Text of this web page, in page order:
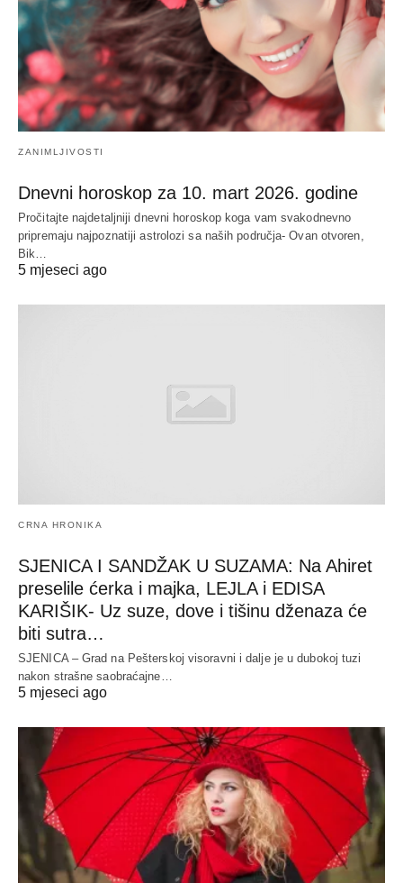
ZANIMLJIVOSTI
Dnevni horoskop za 10. mart 2026. godine
Pročitajte najdetaljniji dnevni horoskop koga vam svakodnevno
pripremaju najpoznatiji astrolozi sa naših područja- Ovan otvoren,
Bik…
5 mjeseci ago
CRNA HRONIKA
SJENICA I SANDŽAK U SUZAMA: Na Ahiret
preselile ćerka i majka, LEJLA i EDISA
KARIŠIK- Uz suze, dove i tišinu dženaza će
biti sutra…
SJENICA – Grad na Pešterskoj visoravni i dalje je u dubokoj tuzi
nakon strašne saobraćajne…
5 mjeseci ago